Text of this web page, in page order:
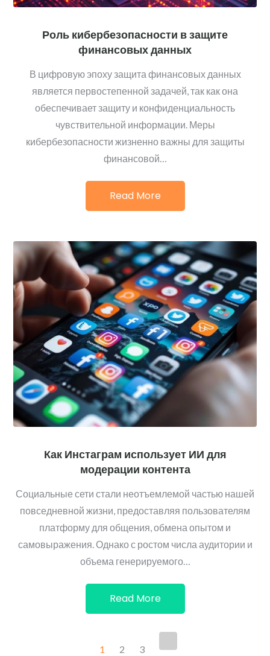
Роль кибербезопасности в защите
финансовых данных
В цифровую эпоху защита финансовых данных
является первостепенной задачей, так как она
обеспечивает защиту и конфиденциальность
чувствительной информации. Меры
кибербезопасности жизненно важны для защиты
финансовой…
Read More
Как Инстаграм использует ИИ для
модерации контента
Социальные сети стали неотъемлемой частью нашей
повседневной жизни, предоставляя пользователям
платформу для общения, обмена опытом и
самовыражения. Однако с ростом числа аудитории и
объема генерируемого…
Read More
Пагинация
1 2 3